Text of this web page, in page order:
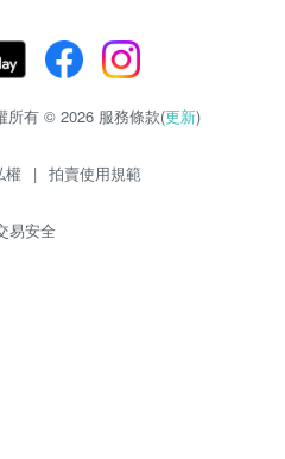
所有 © 2026 服務條款(更新)
權 | 拍賣使用規範
易安全